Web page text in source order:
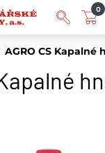
AGRO CS Kapalné
0